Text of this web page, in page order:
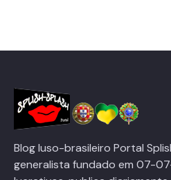
Blog luso-brasileiro Portal
generalista fundado em 07-